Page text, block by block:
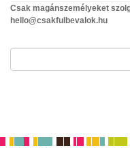
Csak magánszemélyeket
hello@csakfulbevalok.hu